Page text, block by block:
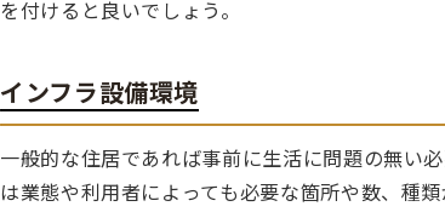
を付けると良いでしょう。
インフラ設備環境
一般的な住居であれば事前に生活に問題の無い
は業態や利用者によっても必要な箇所や数、種